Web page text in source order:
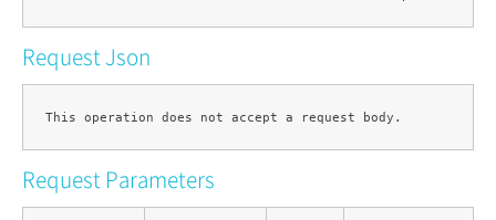
Request Json
Request Parameters